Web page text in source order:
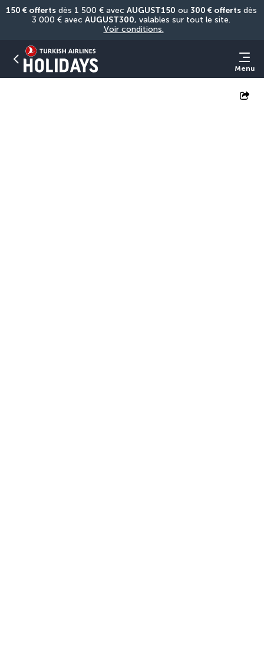
150 € offerts dès 1 500 € avec AUGUST150 ou 300 € offerts dès
3 000 € avec AUGUST300
Voir conditions.
Menu